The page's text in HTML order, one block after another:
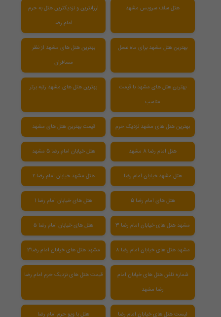
هتل سلف سرویس مشهد
ارزانترین و نزدیکترین هتل به حرم
امام رضا
بهترین هتل مشهد برای ماه عسل
بهترین هتل های مشهد از نظر
مسافران
بهترین هتل های مشهد با قیمت
مناسب
بهترین هتل های مشهد رتبه برتر
بهترین هتل های مشهد نزدیک حرم قیمت بهترین هتل های مشهد
هتل امام رضا 8 مشهد هتل خیابان امام رضا 5 مشهد
هتل مشهد خیابان امام رضا هتل مشهد خیابان امام رضا ۲
هتل های امام رضا 5 هتل های خیابان امام رضا 1
مشهد هتل های خیابان امام رضا 3 هتل های خیابان امام رضا ۵
مشهد هتل های خیابان امام رضا ۸ مشهد هتل های خیابان امام رضا3
شماره تلفن هتل های خیابان امام
رضا مشهد
قیمت هتل های نزدیک حرم امام رضا
لیست هتل های خیابان امام رضا هتل با ویو حرم امام رضا